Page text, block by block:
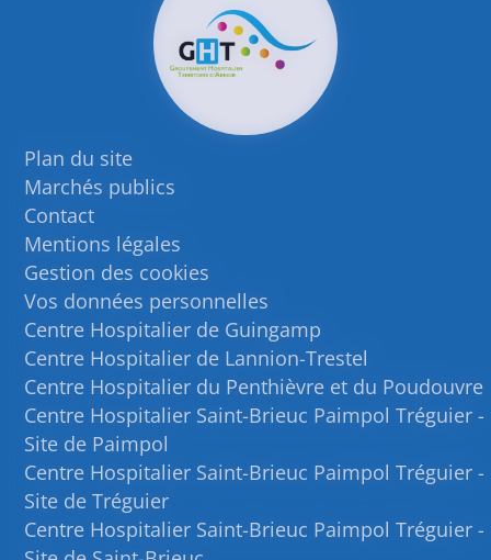
Plan du site
Marchés publics
Contact
Mentions légales
Gestion des cookies
Vos données personnelles
Centre Hospitalier de Guingamp
Centre Hospitalier de Lannion-Trestel
Centre Hospitalier du Penthièvre et du Poudouvre
Centre Hospitalier Saint-Brieuc Paimpol Tréguier -
Site de Paimpol
Centre Hospitalier Saint-Brieuc Paimpol Tréguier -
Site de Tréguier
Centre Hospitalier Saint-Brieuc Paimpol Tréguier -